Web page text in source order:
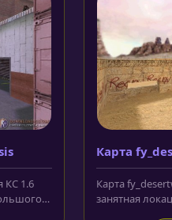
КС 1.6
и
Карта
Карта
занятная